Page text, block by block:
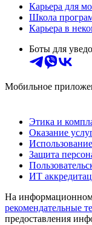
Карьера для
Школа
Карьера в
Боты для
Мобильное
Этика и
Оказание
Защита
ИТ
На информационном
рекомендательные
предоставления